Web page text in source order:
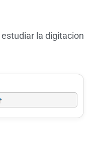
la digitacion